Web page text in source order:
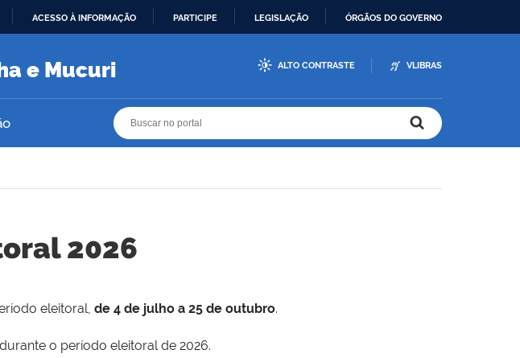
ACESSO À INFORMAÇÃO PARTICIPE LEGISLAÇÃO ÓRGÃOS DO GOVERNO
e Mucuri ALTO CONTRASTE VLIBRAS
2026
eleitoral, de 4 de julho a 25 de outubro.
o período eleitoral de 2026.